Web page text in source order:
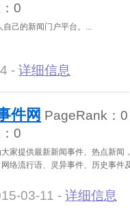
0
己的新闻门户平台。
- 详细信息
件网 PageRank： 0
0
家提供最新新闻事件、热点新闻
络流行语、灵异事件、历史事件
03-11 - 详细信息